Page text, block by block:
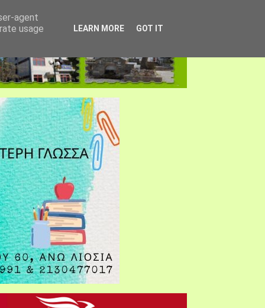
agent
usage
LEARN MORE GOT IT